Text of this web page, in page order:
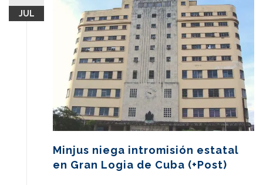
JUL
Minjus niega intromisión estatal
en Gran Logia de Cuba (+Post)